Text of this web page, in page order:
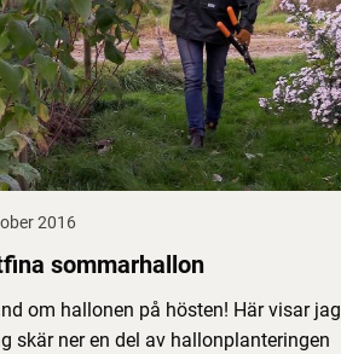
2016
sommarhallon
om hallonen på hösten! Här visar jag
skär ner en del av hallonplanteringen